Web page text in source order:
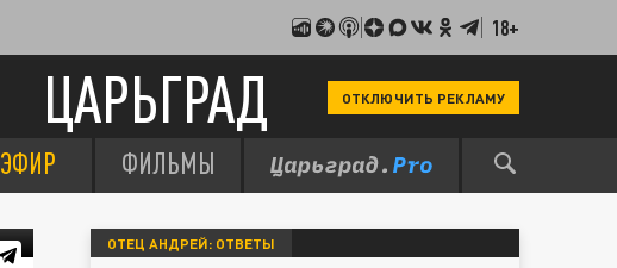
18+
ЦАРЬГРАД ОТКЛЮЧИТЬ РЕКЛАМУ
ЭФИР ФИЛЬМЫ
ОТЕЦ АНДРЕЙ: ОТВЕТЫ